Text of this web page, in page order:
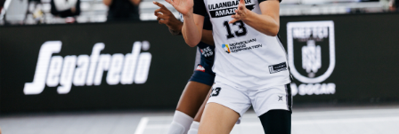
Үзэл бодол
Спорт
Нийгэм
Дэлхий